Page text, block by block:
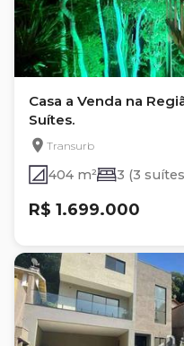
Casa a Venda na
Suítes.
Transurb
404 m² 3 (3
R$ 1.699.000